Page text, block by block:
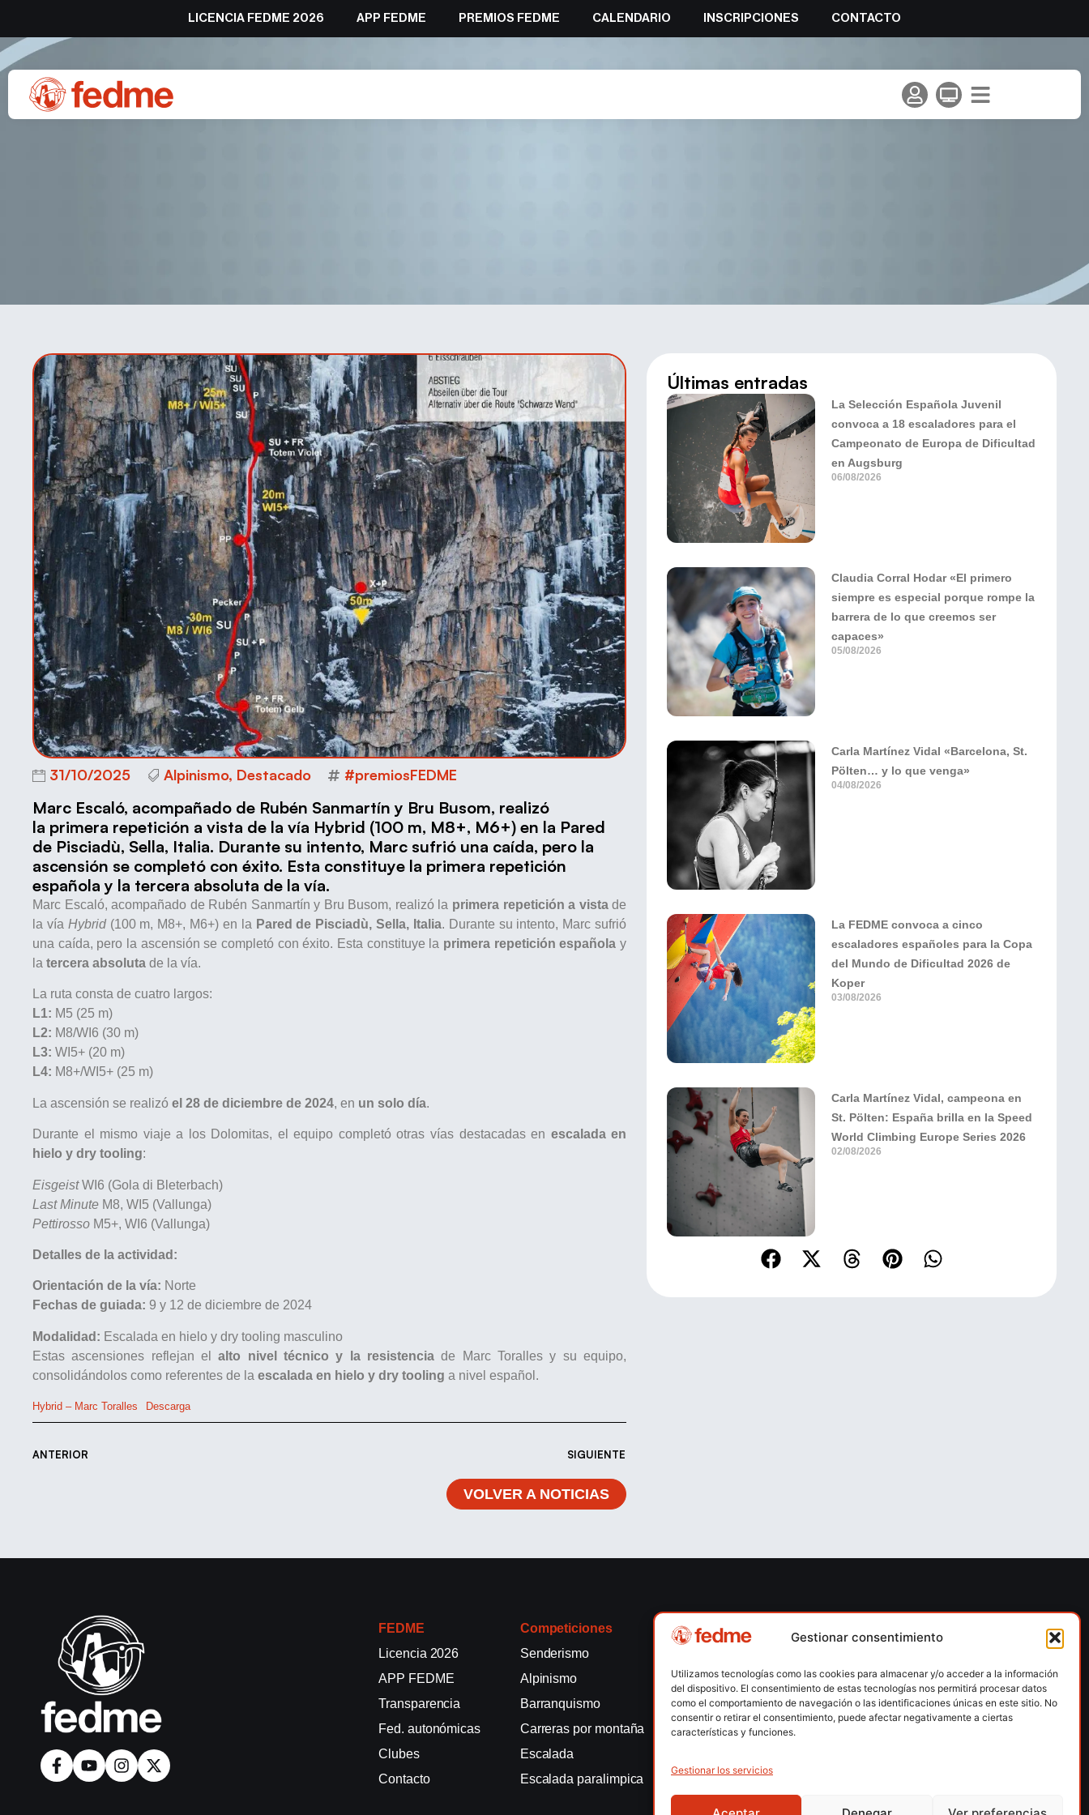
Gestionar consentimiento
Utilizamos tecnologías como las cookies para almacenar y/o acceder a la información
del dispositivo. El consentimiento de estas tecnologías nos permitirá procesar datos
como el comportamiento de navegación o las identificaciones únicas en este sitio. No
consentir o retirar el consentimiento, puede afectar negativamente a ciertas
características y funciones.
Gestionar los servicios
LICENCIA FEDME 2026 APP FEDME PREMIOS FEDME CALENDARIO INSCRIPCIONES CONTACTO
#premiosfedme Marc Toralles en los Dolomitas: escalada en hielo y dry tooling.
31/10/2025 Alpinismo, Destacado #premiosFEDME
Marc Escaló, acompañado de Rubén Sanmartín y Bru Busom, realizó
la primera repetición a vista de la vía Hybrid (100 m, M8+, M6+) en la Pared
de Pisciadù, Sella, Italia. Durante su intento, Marc sufrió una caída, pero la
ascensión se completó con éxito. Esta constituye la primera repetición
española y la tercera absoluta de la vía.
Marc Escaló, acompañado de Rubén Sanmartín y Bru Busom, realizó la primera repetición a vistade
la vía Hybrid(100 m, M8+, M6+) en la Pared de Pisciadù, Sella, Italia. Durante su intento, Marc sufrió
una caída, pero la ascensión se completó con éxito. Esta constituye la primera repetición española y
la tercera absoluta de la vía.
La ruta consta de cuatro largos:
L1: M5 (25 m)
L2: M8/WI6 (30 m)
L3: WI5+ (20 m)
L4: M8+/WI5+ (25 m)
La ascensión se realizó el 28 de diciembre de 2024, en un solo día.
Durante el mismo viaje a los Dolomitas, el equipo completó otras vías destacadas en escalada en
hielo y dry tooling:
EisgeistWI6 (Gola di Bleterbach)
Last Minute M8, WI5 (Vallunga)
Pettirosso M5+, WI6 (Vallunga)
Detalles de la actividad:
Orientación de la vía: Norte
Fechas de guiada: 9 y 12 de diciembre de 2024
Modalidad: Escalada en hielo y dry tooling masculino
Estas ascensiones reflejan elalto nivel técnico y la resistencia de Marc Toralles y su equipo,
consolidándolos como referentes de la escalada en hielo y dry tooling a nivel español.
Hybrid – Marc Toralles Descarga
ANTERIOR SIGUIENTE
VOLVER A NOTICIAS
Últimas entradas
La Selección Española Juvenil
convoca a 18 escaladores para el
Campeonato de Europa de Dificultad
en Augsburg
06/08/2026
Claudia Corral Hodar «El primero
siempre es especial porque rompe la
barrera de lo que creemos ser
capaces»
05/08/2026
Carla Martínez Vidal «Barcelona, St.
Pölten… y lo que venga»
04/08/2026
La FEDME convoca a cinco
escaladores españoles para la Copa
del Mundo de Dificultad 2026 de
Koper
03/08/2026
Carla Martínez Vidal, campeona en
St. Pölten: España brilla en la Speed
World Climbing Europe Series 2026
02/08/2026
FEDME
Licencia 2026
APP FEDME
Transparencia
Fed. autonómicas
Clubes
Contacto
Competiciones
Senderismo
Alpinismo
Barranquismo
Carreras por montaña
Escalada
Escalada paralimpica
Competiciones
Escalada en hielo
Esquí de montaña
Marcha Nórdica
Snowrunning / Skysnow
Contacto
Barcelona
fedme@fedme.es
934 264 267